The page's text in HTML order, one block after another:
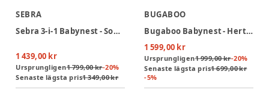
SEBRA
Sebra 3-i-1 Babynest - Sophora Leaves
1 439,00 kr
Ursprungligen1 799,00 kr-20%
Senaste lägsta pris1 349,00 kr
BUGABOO
Bugaboo Babynest - Hertitage Black
1 599,00 kr
Ursprungligen1 999,00 kr-20%
Senaste lägsta pris1 699,00 kr
-5%